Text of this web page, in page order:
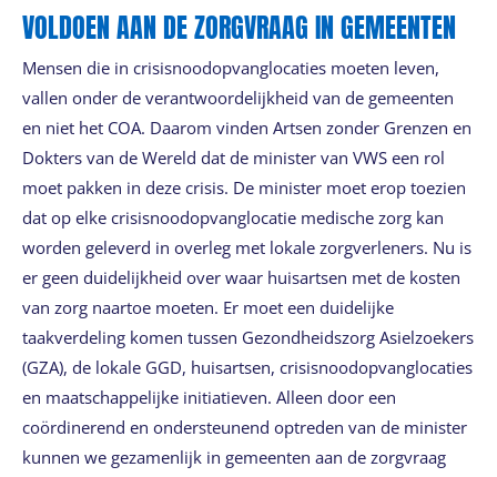
VOLDOEN AAN DE ZORGVRAAG IN GEMEENTEN
Mensen die in crisisnoodopvanglocaties moeten leven,
vallen onder de verantwoordelijkheid van de gemeenten
en niet het COA. Daarom vinden Artsen zonder Grenzen en
Dokters van de Wereld dat de minister van VWS een rol
moet pakken in deze crisis. De minister moet erop toezien
dat op elke crisisnoodopvanglocatie medische zorg kan
worden geleverd in overleg met lokale zorgverleners. Nu is
er geen duidelijkheid over waar huisartsen met de kosten
van zorg naartoe moeten. Er moet een duidelijke
taakverdeling komen tussen Gezondheidszorg Asielzoekers
(GZA), de lokale GGD, huisartsen, crisisnoodopvanglocaties
en maatschappelijke initiatieven. Alleen door een
coördinerend en ondersteunend optreden van de minister
kunnen we gezamenlijk in gemeenten aan de zorgvraag